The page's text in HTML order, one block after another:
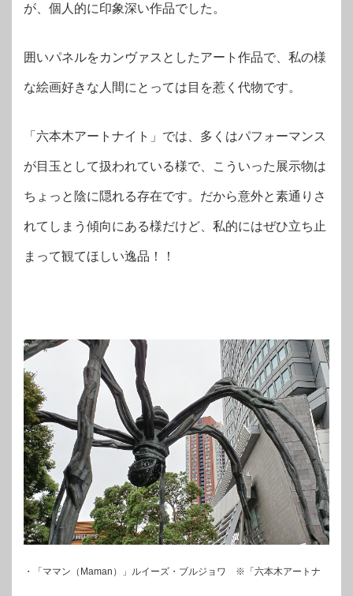
が、個人的に印象深い作品でした。
囲いパネルをカンヴァスとしたアート作品で、私の様
な絵画好きな人間にとっては目を惹く代物です。
「六本木アートナイト」では、多くはパフォーマンス
が目玉として扱われている様で、こういった展示物は
ちょっと陰に隠れる存在です。だから意外と素通りさ
れてしまう傾向にある様だけど、私的にはぜひ立ち止
まって観てほしい逸品！！
・「ママン（Maman）」ルイーズ・ブルジョワ ※「六本木アートナ